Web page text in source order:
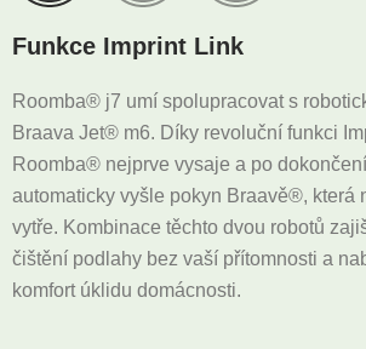
Funkce Imprint Link
Roomba® j7 umí spolupracovat s
Braava Jet® m6. Díky revoluční funkci
Roomba® nejprve vysaje a po
automaticky vyšle pokyn Braavě®, která
vytře. Kombinace těchto dvou robotů
čištění podlahy bez vaší přítomnosti a
komfort úklidu domácnosti.